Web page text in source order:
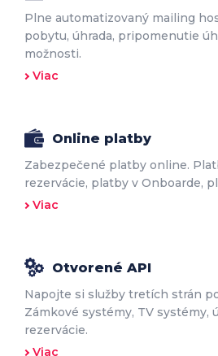
Plne automatizovaný mailing
pobytu, úhrada, pripomenutie
možnosti.
Viac
Online platby
Zabezpečené platby online.
rezervácie, platby v Onboarde,
Viac
Otvorené API
Napojte si služby tretích strán
Zámkové systémy, TV systémy,
rezervácie.
Viac